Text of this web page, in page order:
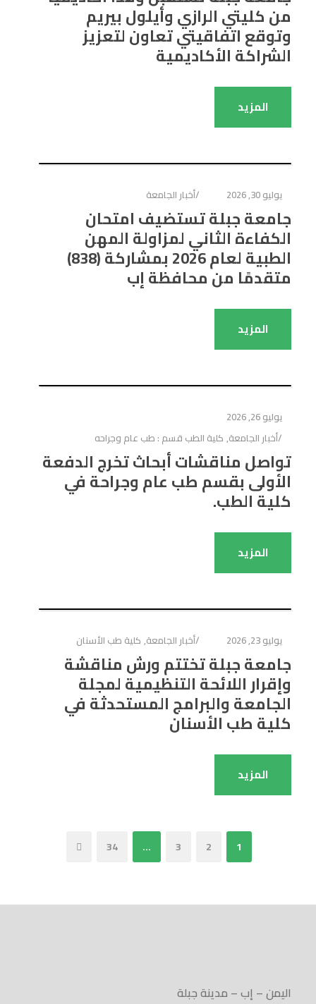
من كليتي الرازي وأيلول بيريم
وتوقع اتفاقيتي تعاون لتعزيز
الشراكة الأكاديمية
المزيد
يوليو 30, 2026 أخبار الجامعة
جامعة جبلة تستضيف امتحان
الكفاءة الثاني لمزاولة المهن
الطبية لعام 2026 بمشاركة (838)
متقدمًا من محافظة إب
المزيد
يوليو 26, 2026
أخبار الجامعة, كلية الطب قسم : طب عام وجراحه
تواصل مناقشات أبحاث تخرج الدفعة
الأولى بقسم طب عام وجراحة في
كلية الطب.
المزيد
يوليو 23, 2026 أخبار الجامعة, كلية طب الأسنان
جامعة جبلة تختتم ورش مناقشة
وإقرار اللائحة التنظيمية لمجلة
الجامعة والبرامج المستحدثة في
كلية طب الأسنان
المزيد
1
2
3
…
34
اليمن – إب – مدينة جبلة